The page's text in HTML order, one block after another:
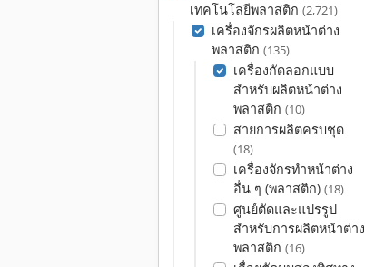
เทคโนโลยีพลาสติก (2,721)
เครื่องจักรผลิตหน้าต่าง
พลาสติก (135)
เครื่องกัดลอกแบบ
สำหรับผลิตหน้าต่าง
พลาสติก (10)
สายการผลิตครบชุด
(18)
เครื่องจักรทำหน้าต่าง
อื่น ๆ (พลาสติก) (18)
ศูนย์ตัดและแปรรูป
สำหรับการผลิตหน้าต่าง
พลาสติก (16)